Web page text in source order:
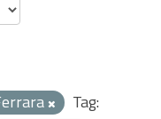
Tag: